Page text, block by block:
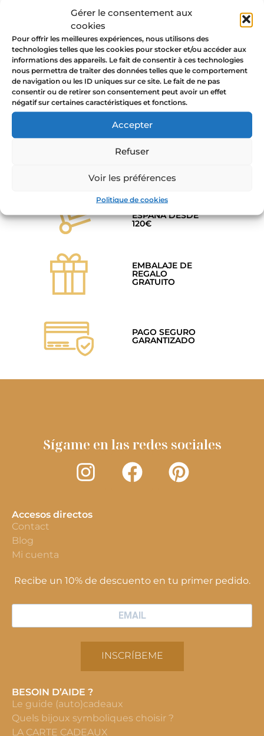
Gérer le consentement aux
cookies
Pour offrir les meilleures expériences, nous utilisons des
technologies telles que les cookies pour stocker et/ou accéder aux
informations des appareils. Le fait de consentir à ces technologies
nous permettra de traiter des données telles que le comportement
de navigation ou les ID uniques sur ce site. Le fait de ne pas
consentir ou de retirer son consentement peut avoir un effet
négatif sur certaines caractéristiques et fonctions.
Accepter
Refuser
Voir les préférences
Politique de cookies
Pendientes à l’unité
21,50
Seleccionar opciones
Pendientes por par
39,00
Seleccionar opciones
GARANTÍA
ENVÍO
GRATUITO A
ESPAÑA DESDE
120€
EMBALAJE DE
REGALO
GRATUITO
PAGO SEGURO
GARANTIZADO
Sígame en las redes sociales
Accesos directos
Contact
Blog
Mi cuenta
Recibe un 10% de descuento en tu primer pedido.
INSCRÍBEME
BESOIN D’AIDE ?
Le guide (auto)cadeaux
Quels bijoux symboliques choisir ?
LA CARTE CADEAUX